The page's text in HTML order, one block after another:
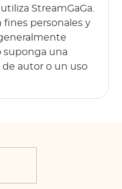
StreamGaGa.
fines personales y
suponga una
de autor o un uso